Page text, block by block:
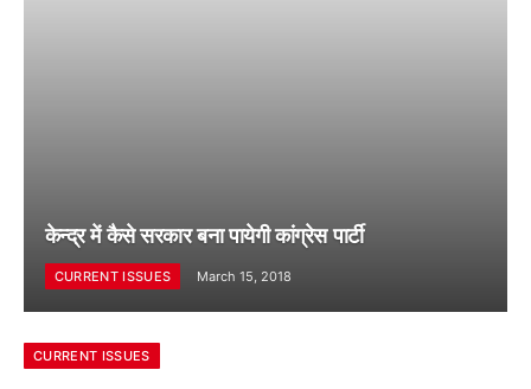
केन्द्र में कैसे सरकार बना पायेगी कांग्रेस पार्टी
CURRENT ISSUES March 15, 2018
CURRENT ISSUES